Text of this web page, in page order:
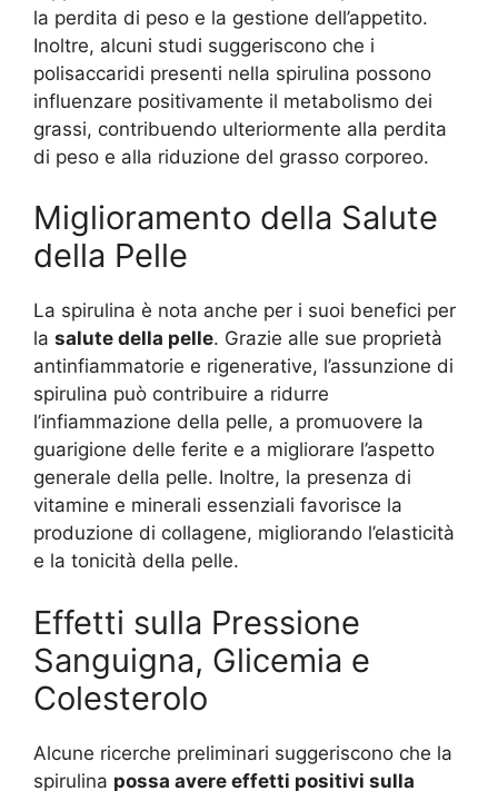
la perdita di peso e la gestione dell’appetito.
Inoltre, alcuni studi suggeriscono che i
polisaccaridi presenti nella spirulina possono
influenzare positivamente il metabolismo dei
grassi, contribuendo ulteriormente alla perdita
di peso e alla riduzione del grasso corporeo.
Miglioramento della Salute
della Pelle
La spirulina è nota anche per i suoi benefici per
la salute della pelle. Grazie alle sue proprietà
antinfiammatorie e rigenerative, l’assunzione di
spirulina può contribuire a ridurre
l’infiammazione della pelle, a promuovere la
guarigione delle ferite e a migliorare l’aspetto
generale della pelle. Inoltre, la presenza di
vitamine e minerali essenziali favorisce la
produzione di collagene, migliorando l’elasticità
e la tonicità della pelle.
Effetti sulla Pressione
Sanguigna, Glicemia e
Colesterolo
Alcune ricerche preliminari suggeriscono che la
spirulina possa avere effetti positivi sulla